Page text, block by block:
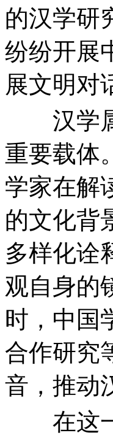
的汉学研
纷纷开展
展文明对
汉学属
重要载体
学家在解
的文化背
多样化诠
观自身的
时，中国
合作研究
音，推动
在这一